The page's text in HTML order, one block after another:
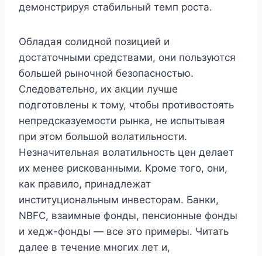
демонстрируя стабильный темп роста.
Обладая солидной позицией и
достаточными средствами, они пользуются
большей рыночной безопасностью.
Следовательно, их акции лучше
подготовлены к тому, чтобы противостоять
непредсказуемости рынка, не испытывая
при этом большой волатильности.
Незначительная волатильность цен делает
их менее рискованными. Кроме того, они,
как правило, принадлежат
институциональным инвесторам. Банки,
NBFC, взаимные фонды, пенсионные фонды
и хедж-фонды — все это примеры. Читать
далее в течение многих лет и,